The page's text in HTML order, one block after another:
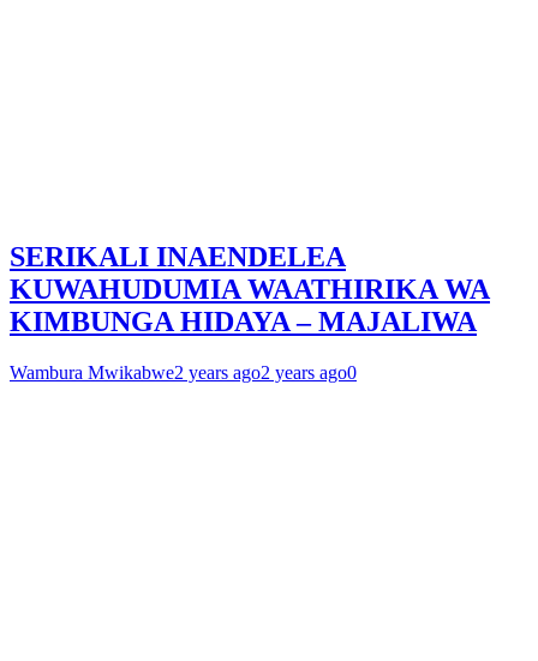
SERIKALI INAENDELEA
KUWAHUDUMIA WAATHIRIKA WA
KIMBUNGA HIDAYA – MAJALIWA
Wambura Mwikabwe2 years ago2 years ago0